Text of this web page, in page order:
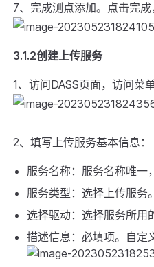
7、完成测点添加。点击完成
3.1.2创建上传服务
1、访问DASS页面，访问菜
2、填写上传服务基本信息：
服务名称：服务名称唯一
服务类型：选择上传服务。
选择驱动：选择服务所用
描述信息：必填项。自定